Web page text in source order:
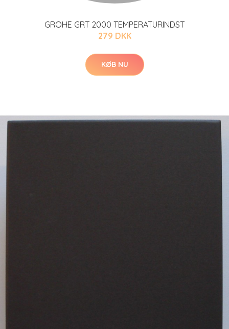
GROHE GRT 2000 TEMPERATURINDST
279 DKK
KØB NU